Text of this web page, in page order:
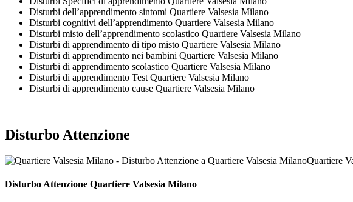
Disturbi dell’apprendimento sintomi Quartiere Valsesia Milano
Disturbi cognitivi dell’apprendimento Quartiere Valsesia Milano
Disturbi misto dell’apprendimento scolastico Quartiere Valsesia Milano
Disturbi di apprendimento di tipo misto Quartiere Valsesia Milano
Disturbi di apprendimento nei bambini Quartiere Valsesia Milano
Disturbi di apprendimento scolastico Quartiere Valsesia Milano
Disturbi di apprendimento Test Quartiere Valsesia Milano
Disturbi di apprendimento cause Quartiere Valsesia Milano
Disturbo Attenzione
Quartiere
Disturbo Attenzione Quartiere Valsesia Milano